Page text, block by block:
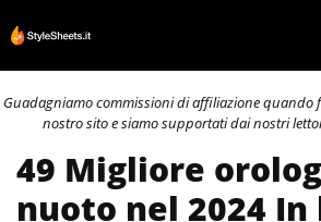
al
contenuto
Guadagniamo commissioni di affiliazione quando
nostro sito e siamo supportati dai nostri
49 Migliore
nuoto nel 2024 In